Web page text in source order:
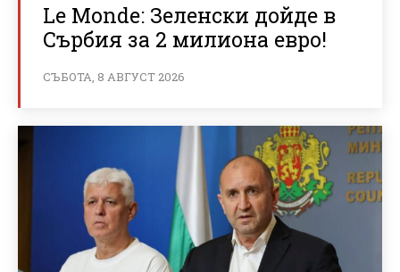
Le Monde: Зеленски дойде в
Сърбия за 2 милиона евро!
СЪБОТА, 8 АВГУСТ 2026